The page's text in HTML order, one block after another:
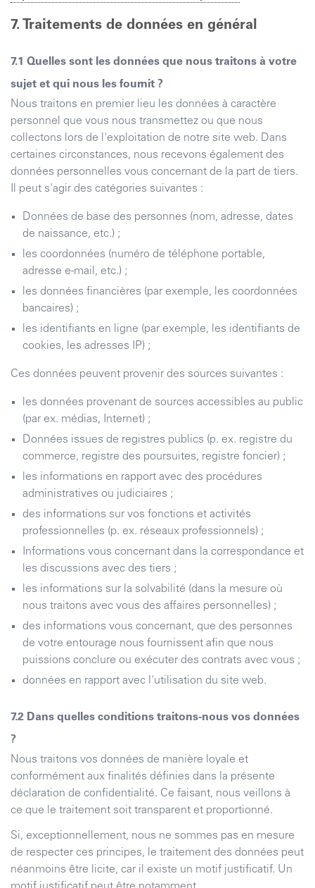
Traitements de données en général
Quelles sont les données que nous traitons à votre
sujet et qui nous les fournit ?
Nous traitons en premier lieu les données à caractère
personnel que vous nous transmettez ou que nous
collectons lors de l'exploitation de notre site web. Dans
certaines circonstances, nous recevons également des
données personnelles vous concernant de la part de tiers.
Il peut s'agir des catégories suivantes :
Données de base des personnes (nom, adresse, dates
de naissance, etc.) ;
les coordonnées (numéro de téléphone portable,
adresse e-mail, etc.) ;
les données financières (par exemple, les coordonnées
bancaires) ;
les identifiants en ligne (par exemple, les identifiants de
cookies, les adresses IP) ;
Ces données peuvent provenir des sources suivantes :
les données provenant de sources accessibles au public
(par ex. médias, Internet) ;
Données issues de registres publics (p. ex. registre du
commerce, registre des poursuites, registre foncier) ;
les informations en rapport avec des procédures
administratives ou judiciaires ;
des informations sur vos fonctions et activités
professionnelles (p. ex. réseaux professionnels) ;
Informations vous concernant dans la correspondance et
les discussions avec des tiers ;
les informations sur la solvabilité (dans la mesure où
nous traitons avec vous des affaires personnelles) ;
des informations vous concernant, que des personnes
de votre entourage nous fournissent afin que nous
puissions conclure ou exécuter des contrats avec vous ;
données en rapport avec l'utilisation du site web.
Dans quelles conditions traitons-nous vos données
?
Nous traitons vos données de manière loyale et
conformément aux finalités définies dans la présente
déclaration de confidentialité. Ce faisant, nous veillons à
ce que le traitement soit transparent et proportionné.
Si, exceptionnellement, nous ne sommes pas en mesure
de respecter ces principes, le traitement des données peut
néanmoins être licite, car il existe un motif justificatif. Un